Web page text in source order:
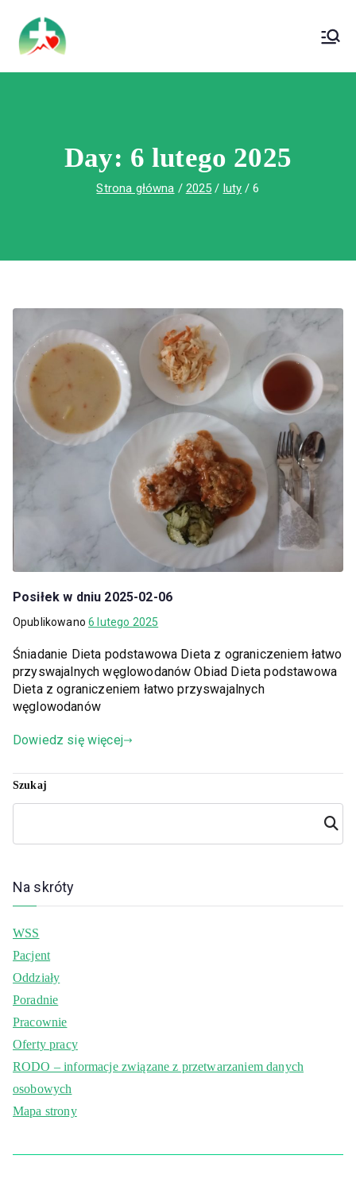
treści
Wojewódzki Szpital Specjalistyczny im.
Św. Rafała w Czerwonej Górze
Day: 6 lutego 2025
Strona główna 2025 luty 6
Posiłek w dniu 2025-02-06
Opublikowano6 lutego 2025
Śniadanie Dieta podstawowa Dieta z ograniczeniem łatwo
przyswajalnych węglowodanów Obiad Dieta podstawowa
Dieta z ograniczeniem łatwo przyswajalnych
węglowodanów
Dowiedz się więcej
Szukaj
Szuka
j
Na skróty
WSS
Pacjent
Oddziały
Poradnie
Pracownie
Oferty pracy
RODO – informacje związane z przetwarzaniem danych
osobowych
Mapa strony